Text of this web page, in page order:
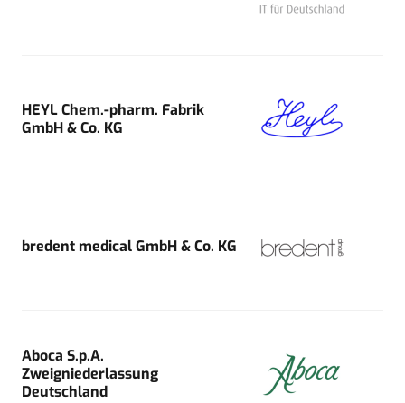
HEYL Chem.-pharm. Fabrik
GmbH & Co. KG
bredent medical GmbH & Co. KG
Aboca S.p.A.
Zweigniederlassung
Deutschland